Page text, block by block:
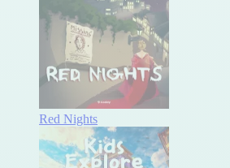
Red Nights